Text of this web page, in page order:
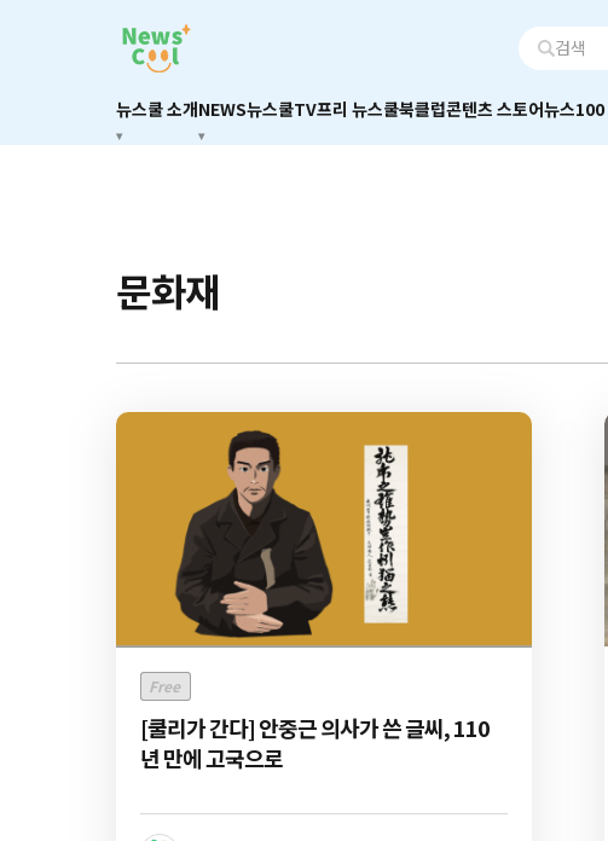
뉴스쿨 소개NEWS뉴스쿨TV프리 뉴스쿨북클럽콘텐츠 스토어뉴스100
문화재
Free
[쿨리가 간다] 안중근 의사가 쓴 글씨, 110
년 만에 고국으로